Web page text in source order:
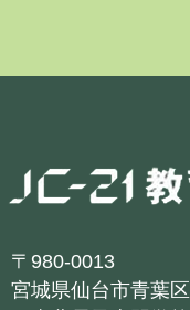
〒980-0013
宮城県仙台市青葉